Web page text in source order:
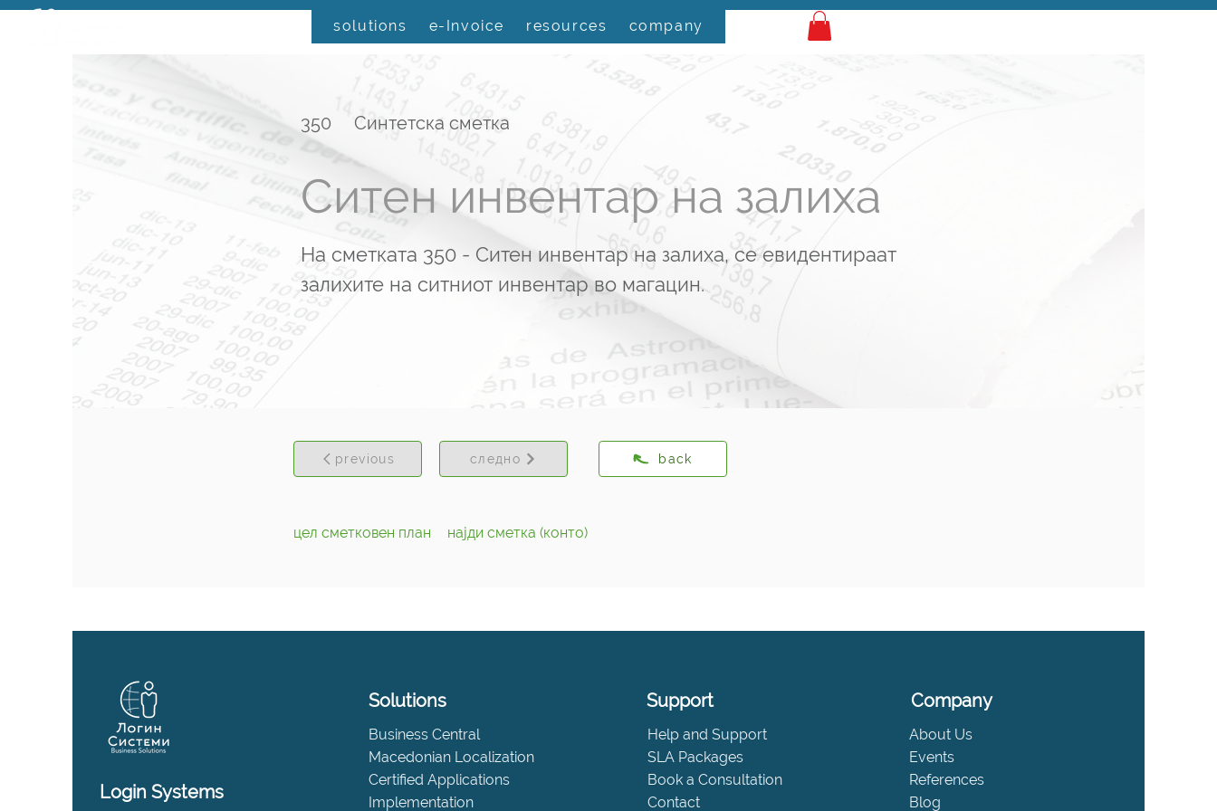
solutions e-Invoice resources company
350 Синтетска сметка
Ситен инвентар на залиха
На сметката 350 - Ситен инвентар на залиха, се евидентираат
залихите на ситниот инвентар во магацин.
previous следно back
цел сметковен план најди сметка (конто)
Login Systems
Solutions
Business Central
Macedonian Localization
Certified Applications
Implementation
Support
Help and Support
SLA Packages
Book a Consultation
Contact
Company
About Us
Events
References
Blog